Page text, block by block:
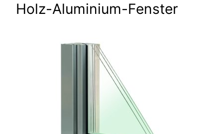
Holz-Aluminium-Fenster